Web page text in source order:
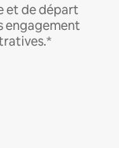
et de départ
engagement